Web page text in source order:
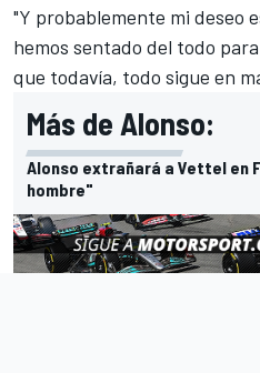
"Y probablemente mi deseo
hemos sentado del todo
que todavía, todo sigue en
Más de Alonso:
Alonso extrañará a Vettel en
hombre"